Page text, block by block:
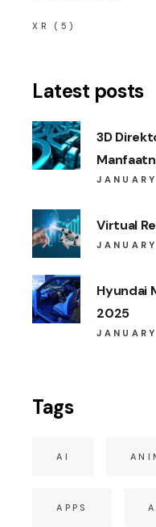
XR (5)
Latest posts
3D
Virtual
Hyundai
2025
Tags
AI
APPS